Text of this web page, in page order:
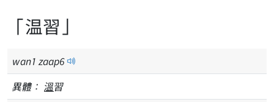
「温習」
wan1 zaap6
異體： 溫習